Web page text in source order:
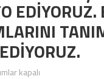
İHANETİ OLAN
kapalı